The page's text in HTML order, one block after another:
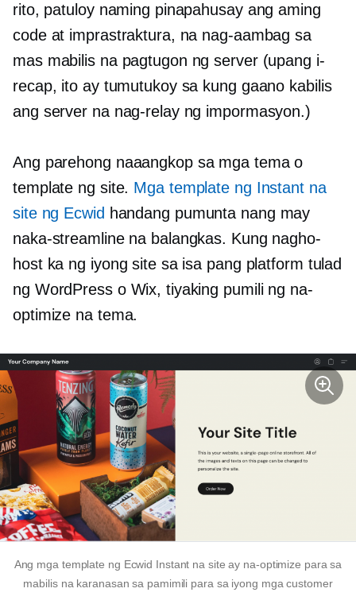
rito, patuloy naming pinapahusay ang aming
code at imprastraktura, na nag-aambag sa
mas mabilis na pagtugon ng server (upang i-
recap, ito ay tumutukoy sa kung gaano kabilis
ang server na nag-relay ng impormasyon.)
Ang parehong naaangkop sa mga tema o
template ng site. Mga template ng Instant na
site ng Ecwid handang pumunta nang may
naka-streamline na balangkas. Kung nagho-
host ka ng iyong site sa isa pang platform tulad
ng WordPress o Wix, tiyaking pumili ng na-
optimize na tema.
Ang mga template ng Ecwid Instant na site ay na-optimize para sa
mabilis na karanasan sa pamimili para sa iyong mga customer